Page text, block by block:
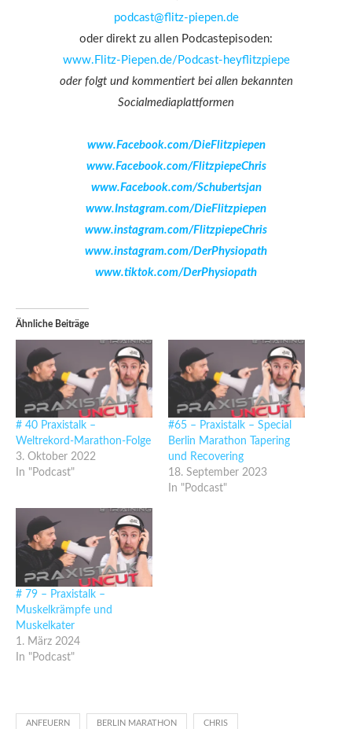
podcast@flitz-piepen.de
oder direkt zu allen Podcastepisoden:
www.Flitz-Piepen.de/Podcast-heyflitzpiepe
oder folgt und kommentiert bei allen bekannten
Socialmediaplattformen
www.Facebook.com/DieFlitzpiepen
www.Facebook.com/FlitzpiepeChris
www.Facebook.com/Schubertsjan
www.Instagram.com/DieFlitzpiepen
www.instagram.com/FlitzpiepeChris
www.instagram.com/DerPhysiopath
www.tiktok.com/DerPhysiopath
Ähnliche Beiträge
# 40 Praxistalk –
Weltrekord-Marathon-Folge
3. Oktober 2022
In "Podcast"
#65 – Praxistalk – Special
Berlin Marathon Tapering
und Recovering
18. September 2023
In "Podcast"
# 79 – Praxistalk –
Muskelkrämpfe und
Muskelkater
1. März 2024
In "Podcast"
ANFEUERN BERLIN MARATHON CHRIS